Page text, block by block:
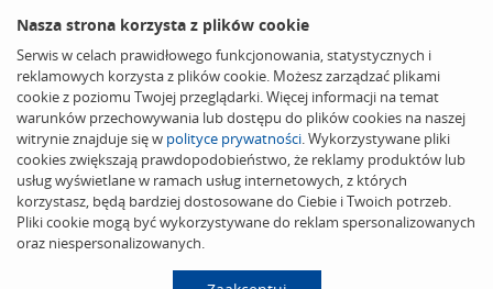
Nasza strona korzysta z plików cookie
Serwis w celach prawidłowego funkcjonowania, statystycznych i
reklamowych korzysta z plików cookie. Możesz zarządzać plikami
cookie z poziomu Twojej przeglądarki. Więcej informacji na temat
warunków przechowywania lub dostępu do plików cookies na naszej
witrynie znajduje się w polityce prywatności. Wykorzystywane pliki
cookies zwiększają prawdopodobieństwo, że reklamy produktów lub
usług wyświetlane w ramach usług internetowych, z których
korzystasz, będą bardziej dostosowane do Ciebie i Twoich potrzeb.
Pliki cookie mogą być wykorzystywane do reklam spersonalizowanych
oraz niespersonalizowanych.